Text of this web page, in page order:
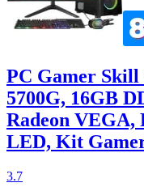
PC Gamer Skill
5700G, 16GB
Radeon VEGA,
LED, Kit
3.7